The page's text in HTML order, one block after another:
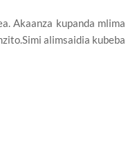
Akaanza kupanda mlima
alimsaidia kubeba